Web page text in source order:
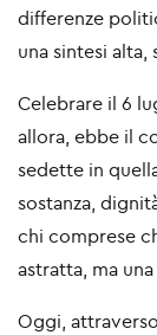
differenze
una sintesi
Celebrare il 6
allora, ebbe il
sedette in
sostanza,
chi comprese
astratta, ma
Oggi,